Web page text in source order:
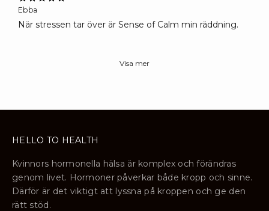
Ebba
När stressen tar över är Sense of Calm min räddning.
Visa mer
HELLO TO HEALTH
Kvinnors hormonella hälsa är komplex och förändras
genom livet. Hormoner påverkar både kropp och sinne.
Därför är det viktigt att lyssna på kroppen och ge den
rätt stöd.